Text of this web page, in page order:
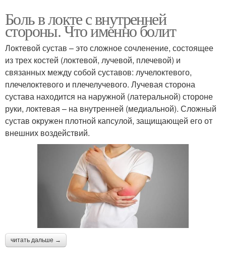
Боль в локте с внутренней
стороны. Что именно болит
Локтевой сустав – это сложное сочленение, состоящее
из трех костей (локтевой, лучевой, плечевой) и
связанных между собой суставов: лучелоктевого,
плечелоктевого и плечелучевого. Лучевая сторона
сустава находится на наружной (латеральной) стороне
руки, локтевая – на внутренней (медиальной). Сложный
сустав окружен плотной капсулой, защищающей его от
внешних воздействий.
читать дальше →